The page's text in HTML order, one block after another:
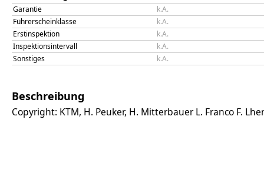
Garantie
k.A.
Führerscheinklasse
k.A.
Erstinspektion
k.A.
Inspektionsintervall
k.A.
Sonstiges
k.A.
Beschreibung
Copyright: KTM, H. Peuker, H. Mitterbauer L. Franco F.